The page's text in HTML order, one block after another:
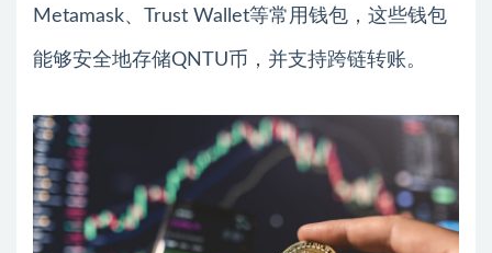
Metamask、Trust Wallet等常用钱包，这些钱包
能够安全地存储QNTU币，并支持跨链转账。